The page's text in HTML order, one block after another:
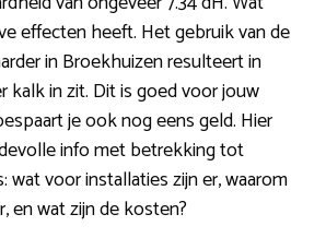
effecten heeft. Het gebruik van de
in Broekhuizen resulteert in
kalk in zit. Dit is goed voor jouw
je ook nog eens geld. Hier
info met betrekking tot
wat voor installaties zijn er, waarom
en wat zijn de kosten?